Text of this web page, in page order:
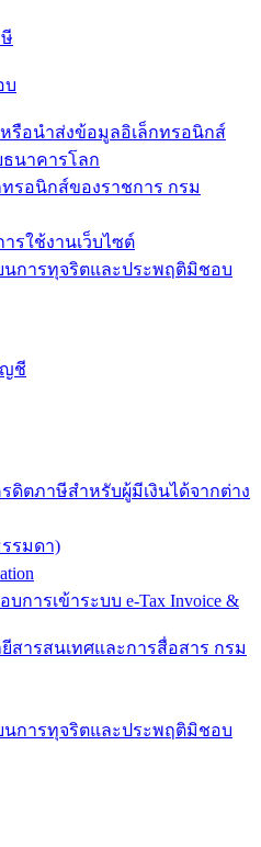
บ
รือนำส่งข้อมูลอิเล็กทรอนิกส์
นาคารโลก
รอนิกส์ของราชการ กรม
รใช้งานเว็บไซต์
นการทุจริตและประพฤติมิชอบ
ญชี
ดิตภาษีสำหรับผู้มีเงินได้จากต่าง
รมดา)
การเข้าระบบ e-Tax Invoice &
สารสนเทศและการสื่อสาร กรม
นการทุจริตและประพฤติมิชอบ